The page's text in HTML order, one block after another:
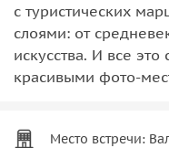
с туристических
слоями: от
искусства. И все
красивыми фото-
Место встречи: